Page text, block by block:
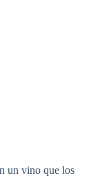
un vino que los